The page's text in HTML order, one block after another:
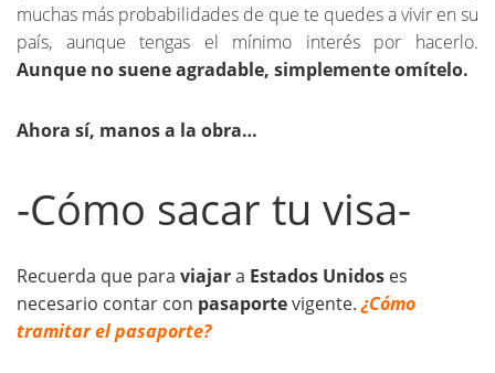
muchas más probabilidades de que te quedes a vivir en su
país, aunque tengas el mínimo interés por hacerlo.
Aunque no suene agradable, simplemente omítelo.
Ahora sí, manos a la obra…
-Cómo sacar tu visa-
Recuerda que para viajara Estados Unidos es
necesario contar con pasaportevigente.¿Cómo
tramitar el pasaporte?